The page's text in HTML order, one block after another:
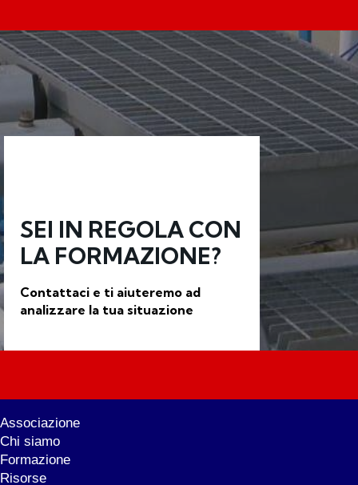
SEI IN REGOLA CON
LA FORMAZIONE?
Contattaci e ti aiuteremo ad
analizzare la tua situazione
Associazione
Chi siamo
Formazione
Risorse